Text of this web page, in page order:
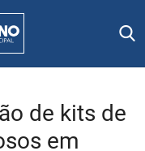
de kits de
em